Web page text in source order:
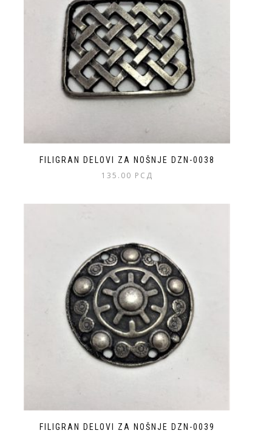
FILIGRAN DELOVI ZA NOŠNJE DZN-0038
135.00 РСД
FILIGRAN DELOVI ZA NOŠNJE DZN-0039